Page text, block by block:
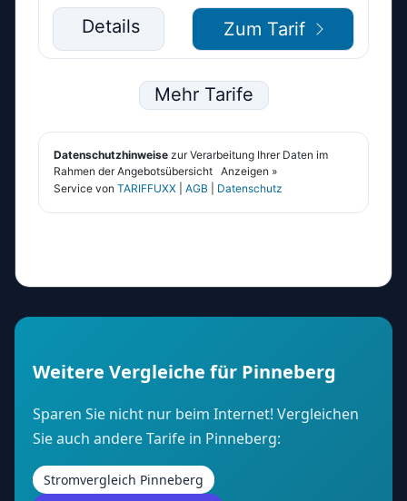
Weitere Vergleiche für Pinneberg
Sparen Sie nicht nur beim Internet! Vergleichen
Sie auch andere Tarife in Pinneberg:
Stromvergleich Pinneberg